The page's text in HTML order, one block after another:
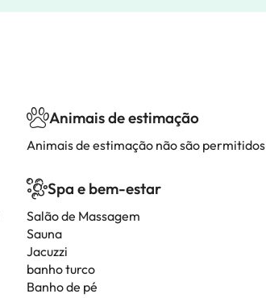
Animais de estimação
Animais de estimação não são permitidos
Spa e bem-estar
Salão de Massagem
Sauna
Jacuzzi
banho turco
Banho de pé